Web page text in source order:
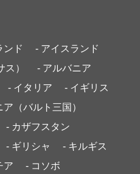
ンド
- アイスランド
）
- アルバニア
- イタリア
- イギリス
（バルト三国）
- カザフスタン
- ギリシャ
- キルギス
ア
- コソボ